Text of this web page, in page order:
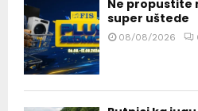
Ne propustite
super uštede
08/08/2026